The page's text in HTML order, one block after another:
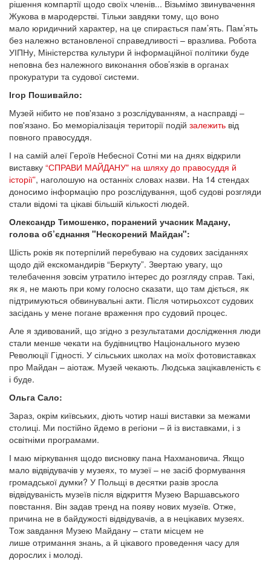
рішення компартії щодо своїх членів... Візьмімо звинувачення
Жукова в мародерстві. Тільки завдяки тому, що воно
мало юридичний характер, на це спирається пам’ять. Пам’ять
без належно встановленої справедливості – вразлива. Робота
УІПНу, Міністерства культури й інформаційної політики буде
неповна без належного виконання обов’язків в органах
прокуратури та судової системи.
Ігор Пошивайло:
Музей нібито не пов'язано з розслідуванням, а насправді –
пов'язано. Бо меморіалізація території подій залежить від
повного правосуддя.
І на самій алеї Героїв Небесної Сотні ми на днях відкрили
виставку “СПРАВИ МАЙДАНУ" на шляху до правосуддя й
історії”, наголошую на останніх словах назви. На 14 стендах
доносимо інформацію про розслідування, щоб судові розгляди
стали відомі та цікаві більшій кількості людей.
Олександр Тимошенко, поранений учасник Мадану,
голова об’єднання "Нескорений Майдан":
Шість років як потерпілий перебуваю на судових засіданнях
щодо дій екскомандирів “Беркуту”. Звертаю увагу, що
телебачення зовсім утратило інтерес до розгляду справ. Такі,
як я, не мають при кому голосно сказати, що там діється, як
підтримуються обвинувальні акти. Після чотирьохсот судових
засідань у мене погане враження про судовий процес.
Але я здивований, що згідно з результатами дослідження люди
стали менше чекати на будівництво Національного музею
Революції Гідності. У сільських школах на моїх фотовиставках
про Майдан – аіотаж. Музей чекають. Людська зацікавленість є
і буде.
Ольга Сало:
Зараз, окрім київських, діють чотир наші виставки за межами
столиці. Ми постійно йдемо в регіони – й із виставками, і з
освітніми програмами.
І маю міркування щодо висновку пана Нахмановича. Якщо
мало відвідувачів у музеях, то музеї – не засіб формування
громадської думки? У Польщі в десятки разів зросла
відвідуваність музеїв після відкриття Музею Варшавського
повстання. Він задав тренд на появу нових музеїв. Отже,
причина не в байдужості відвідувачів, а в нецікавих музеях.
Тож завдання Музею Майдану – стати місцем не
лише отримання знань, а й цікавого проведення часу для
дорослих і молоді.